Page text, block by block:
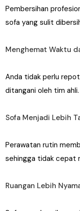
Pembersihan
sofa yang sulit
Menghemat Waktu
Anda tidak perlu
ditangani oleh tim ahli.
Sofa Menjadi Lebih
Perawatan rutin
sehingga tidak cepat
Ruangan Lebih